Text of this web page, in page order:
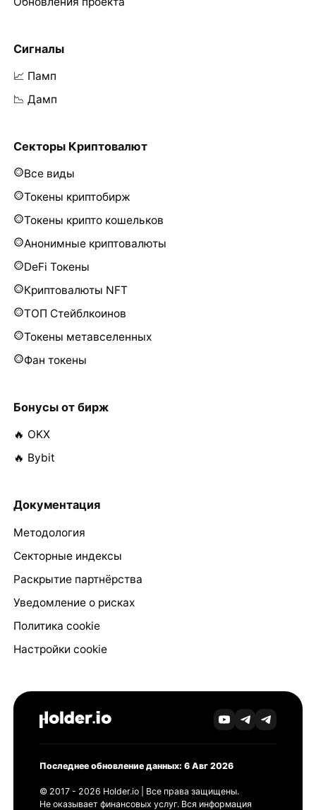
Сигналы
📈 Памп
📉 Дамп
Секторы Криптовалют
Все виды
Токены криптобирж
Токены крипто кошельков
Анонимные криптовалюты
DeFi Токены
Криптовалюты NFT
ТОП Стейблкоинов
Токены метавселенных
Фан токены
Бонусы от бирж
🔥 OKX
🔥 Bybit
Документация
Методология
Секторные индексы
Раскрытие партнёрства
Уведомление о рисках
Политика cookie
Настройки cookie
Последнее обновление данных: 6 Авг 2026
© 2017 - 2026 Holder.io | Все права защищены.
Не оказывает финансовых услуг. Вся информация